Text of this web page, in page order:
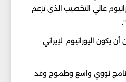
اليورانيوم عالي التخصيب الذي تزعم
يكون اليورانيوم الإيراني
برنامج نووي واسع وطموح وقد